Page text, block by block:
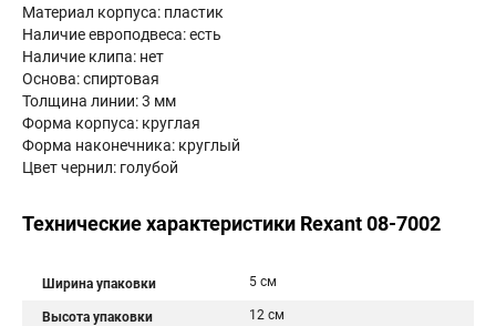
Материал корпуса: пластик
Наличие европодвеса: есть
Наличие клипа: нет
Основа: спиртовая
Толщина линии: 3 мм
Форма корпуса: круглая
Форма наконечника: круглый
Цвет чернил: голубой
Технические характеристики Rexant 08-7002
Ширина упаковки 5 см
Высота упаковки 12 см